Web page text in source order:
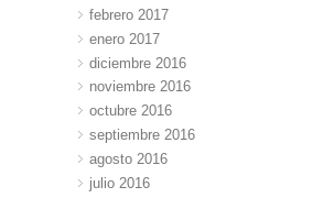
febrero 2017
enero 2017
diciembre 2016
noviembre 2016
octubre 2016
septiembre 2016
agosto 2016
julio 2016